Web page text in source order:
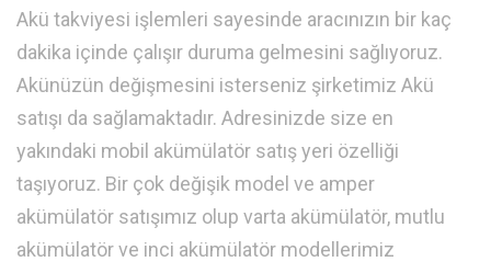
Akü takviyesi işlemleri sayesinde aracınızın bir kaç
dakika içinde çalışır duruma gelmesini sağlıyoruz.
Akünüzün değişmesini isterseniz şirketimiz Akü
satışı da sağlamaktadır. Adresinizde size en
yakındaki mobil akümülatör satış yeri özelliği
taşıyoruz. Bir çok değişik model ve amper
akümülatör satışımız olup varta akümülatör, mutlu
akümülatör ve inci akümülatör modellerimiz